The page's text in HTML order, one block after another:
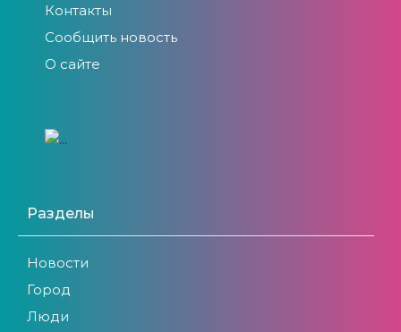
Контакты
Сообщить новость
О сайте
Разделы
Новости
Город
Люди